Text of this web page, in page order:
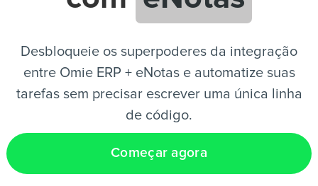
Desbloqueie os superpoderes da integração
entre Omie ERP + eNotas e automatize suas
tarefas sem precisar escrever uma única linha
de código.
Começar agora